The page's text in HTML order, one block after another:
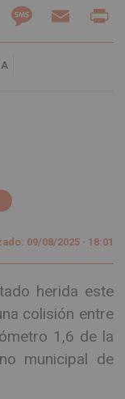
WhatsAppMessageEmail
09/08/2025 · 18:01
herida este
colisión entre
1,6 de la
municipal de